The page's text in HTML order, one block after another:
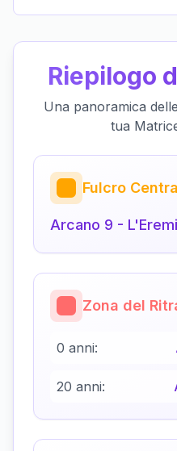
Riepilogo
Una panoramica
tua
Fulcro
Arcano 9 -
Zona del
0 anni:
20 anni: